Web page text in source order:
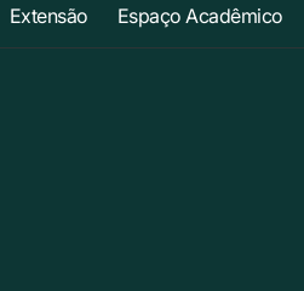
Extensão Espaço Acadêmico